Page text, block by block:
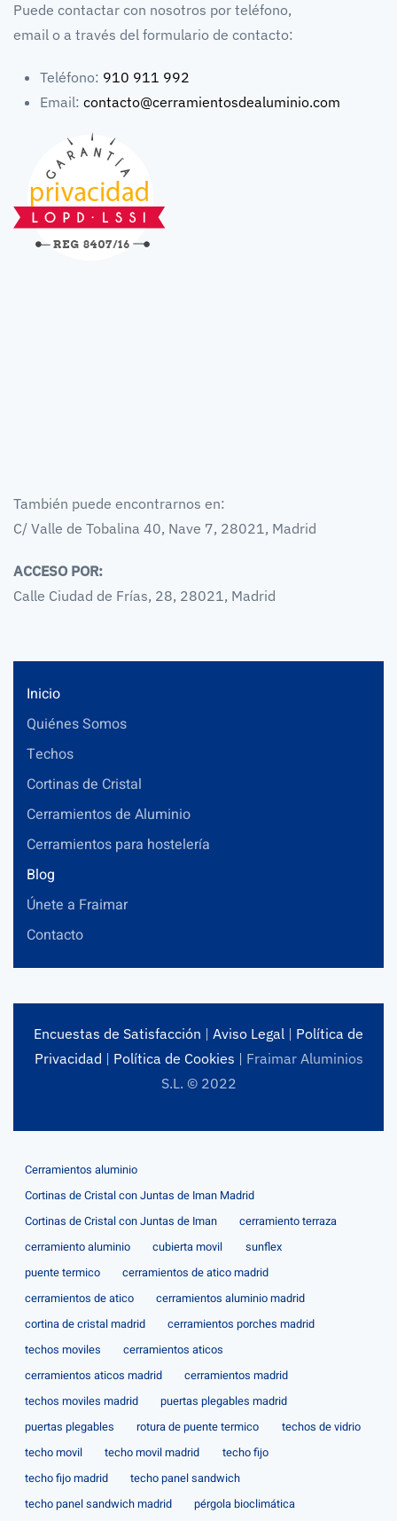
Puede contactar con nosotros por teléfono,
email o a través del formulario de contacto:
Teléfono: 910 911 992
Email: contacto@cerramientosdealuminio.com
También puede encontrarnos en:
C/ Valle de Tobalina 40, Nave 7, 28021, Madrid
ACCESO POR:
Calle Ciudad de Frías, 28, 28021, Madrid
Inicio
Quiénes Somos
Techos
Cortinas de Cristal
Cerramientos de Aluminio
Cerramientos para hostelería
Blog
Únete a Fraimar
Contacto
Encuestas de Satisfacción | Aviso Legal | Política de
Privacidad | Política de Cookies | Fraimar Aluminios
S.L. © 2022
Cerramientos aluminio
Cortinas de Cristal con Juntas de Iman Madrid
Cortinas de Cristal con Juntas de Iman
cerramiento terraza
cerramiento aluminio
cubierta movil
sunflex
puente termico
cerramientos de atico madrid
cerramientos de atico
cerramientos aluminio madrid
cortina de cristal madrid
cerramientos porches madrid
techos moviles
cerramientos aticos
cerramientos aticos madrid
cerramientos madrid
techos moviles madrid
puertas plegables madrid
puertas plegables
rotura de puente termico
techos de vidrio
techo movil
techo movil madrid
techo fijo
techo fijo madrid
techo panel sandwich
techo panel sandwich madrid
pérgola bioclimática